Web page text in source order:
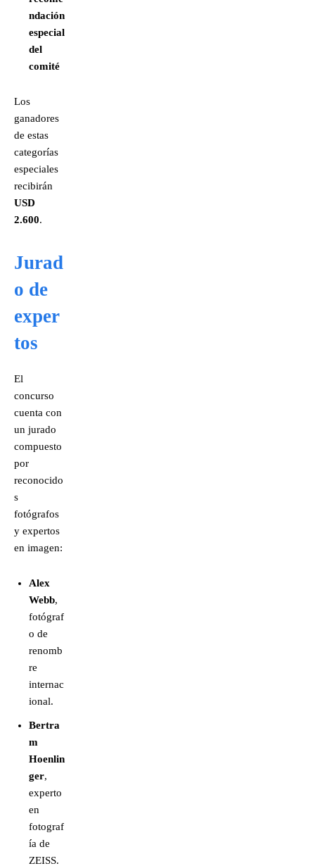
ndación
especial
del
comité
Los
ganadores
de estas
categorías
especiales
recibirán
USD
2.600.
Jurad
o de
exper
tos
El
concurso
cuenta con
un jurado
compuesto
por
reconocido
s
fotógrafos
y expertos
en imagen:
Alex
Webb,
fotógraf
o de
renomb
re
internac
ional.
Bertra
m
Hoenlin
ger,
experto
en
fotograf
ía de
ZEISS.